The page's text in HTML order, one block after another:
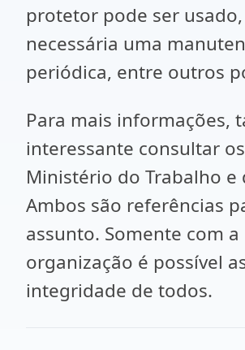
protetor pode ser
necessária uma
periódica, entre outros
Para mais informações,
interessante consultar
Ministério do Trabalho e
Ambos são referências
assunto. Somente com a
organização é possível
integridade de todos.